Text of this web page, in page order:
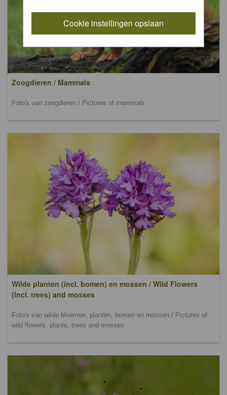
Cookie instellingen opslaan
Zoogdieren / Mammals
Foto's van zoogdieren / Pictures of mammals
Wilde planten (incl. bomen) en mossen / Wild Flowers
(lncl. trees) and mosses
Foto's van wilde bloemen, planten, bomen en mossen / Pictures of
wild flowers, plants, trees and mosses